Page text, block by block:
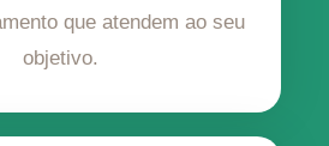
que atendem ao seu
objetivo.